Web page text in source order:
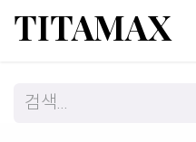
콘텐츠로 건너뛰기
TITAMAX